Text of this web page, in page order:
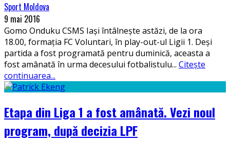
Sport Moldova
9 mai 2016
Gomo Onduku CSMS Iași întâlnește astăzi, de la ora
18.00, formația FC Voluntari, în play-out-ul Ligii 1. Deși
partida a fost programată pentru duminică, aceasta a
fost amânată în urma decesului fotbalistulu... Citește
continuarea...
Etapa din Liga 1 a fost amânată. Vezi noul
program, după decizia LPF